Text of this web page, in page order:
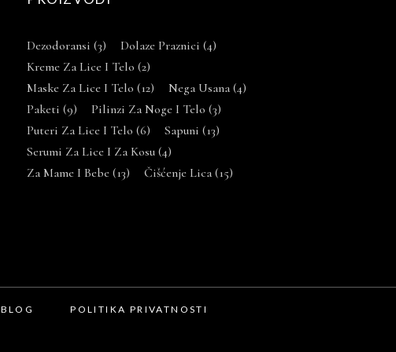
Dezodoransi (3) Dolaze Praznici (4)
Kreme Za Lice I Telo (2)
Maske Za Lice I Telo (12) Nega Usana (4)
Paketi (9) Pilinzi Za Noge I Telo (3)
Puteri Za Lice I Telo (6) Sapuni (13)
Serumi Za Lice I Za Kosu (4)
Za Mame I Bebe (13) Čišćenje Lica (15)
BLOG POLITIKA PRIVATNOSTI